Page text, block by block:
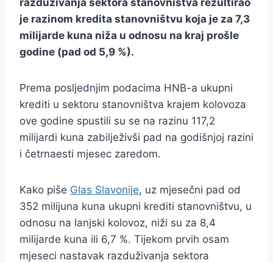
razduživanja sektora stanovništva rezultirao
je razinom kredita stanovništvu koja je za 7,3
milijarde kuna niža u odnosu na kraj prošle
godine (pad od 5,9 %).
Prema posljednjim podacima HNB-a ukupni
krediti u sektoru stanovništva krajem kolovoza
ove godine spustili su se na razinu 117,2
milijardi kuna zabilježivši pad na godišnjoj razini
i četrnaesti mjesec zaredom.
Kako piše Glas Slavonije, uz mjesečni pad od
352 milijuna kuna ukupni krediti stanovništvu, u
odnosu na lanjski kolovoz, niži su za 8,4
milijarde kuna ili 6,7 %. Tijekom prvih osam
mjeseci nastavak razduživanja sektora